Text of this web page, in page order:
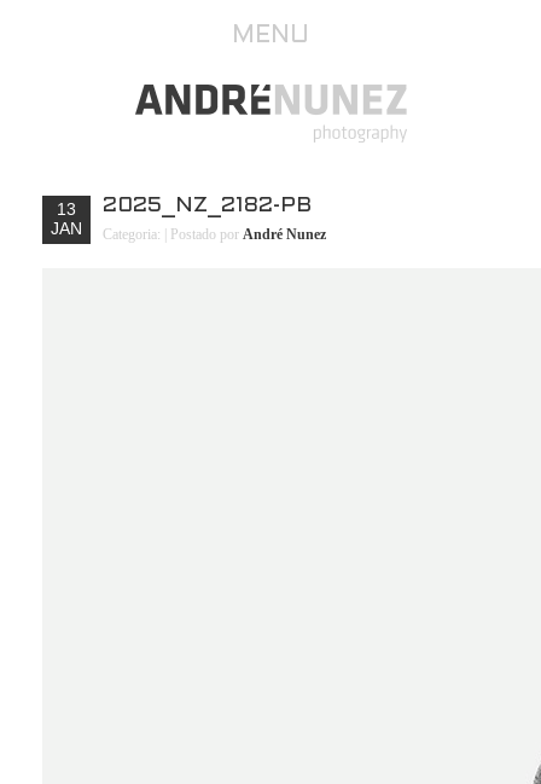
MENU
13
JAN
2025_NZ_2182-PB
Categoria: | Postado por André Nunez